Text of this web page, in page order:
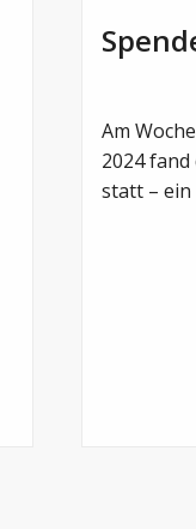
Am
2024
statt – ein